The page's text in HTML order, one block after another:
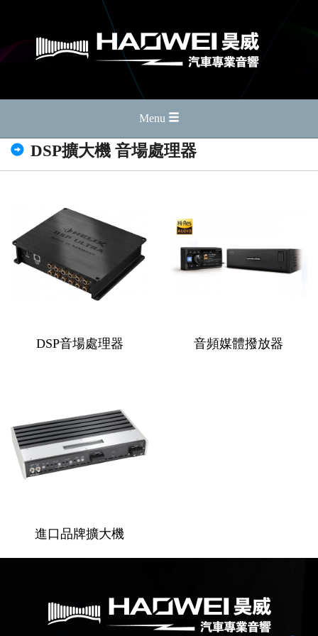
Menu
DSP擴大機 音場處理器
DSP音場處理器 音頻媒體撥放器
進口品牌擴大機